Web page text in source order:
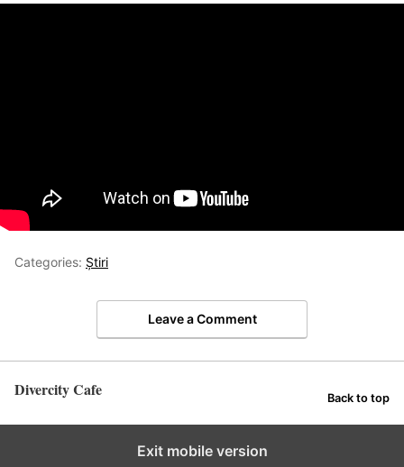
Categories: Știri
Leave a Comment
Divercity Cafe Back to top
Exit mobile version